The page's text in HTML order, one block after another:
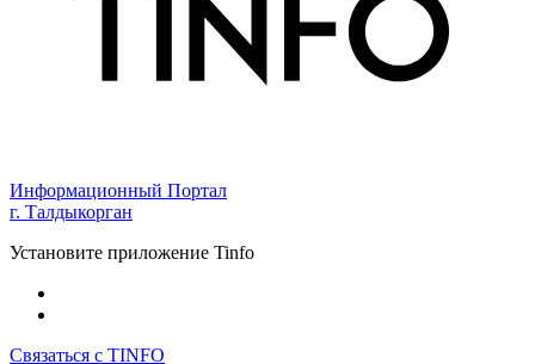
Информационный Портал
г. Талдыкорган
Установите приложение Tinfo
Связаться с TINFO